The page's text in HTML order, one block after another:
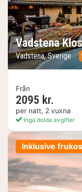
Vadstena
Vadstena, Sverige
Från
2095 kr.
per natt, 2 vuxna
Inga dolda avgifter
Inklusive